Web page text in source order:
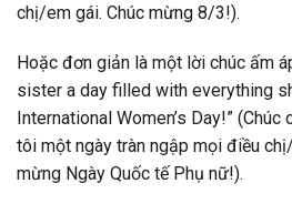
chị/em gái. Chúc mừng 8/3!).
Hoặc đơn giản là một lời chúc ấm
sister a day filled with everything
International Women’s Day!”
tôi một ngày tràn ngập mọi điều
mừng Ngày Quốc tế Phụ nữ!).